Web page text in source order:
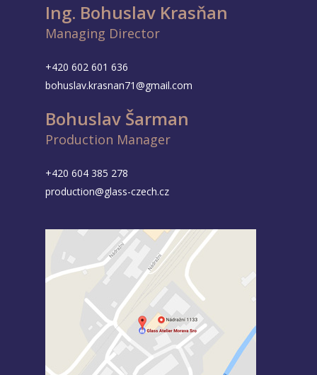
Ing. Bohuslav Krasňan
Managing Director
+420 602 601 636
bohuslav.krasnan71@gmail.com
Bohuslav Šarman
Production Manager
+420 604 385 278
production@glass-czech.cz